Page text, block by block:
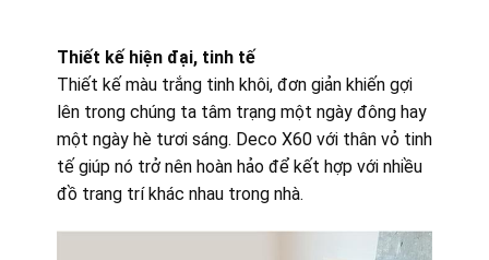
Thiết kế hiện đại, tinh tế
Thiết kế màu trắng tinh khôi, đơn giản khiến gợi
lên trong chúng ta tâm trạng một ngày đông hay
một ngày hè tươi sáng. Deco X60 với thân vỏ tinh
tế giúp nó trở nên hoàn hảo để kết hợp với nhiều
đồ trang trí khác nhau trong nhà.